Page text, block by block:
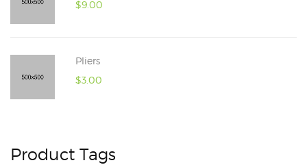
$9.00
Pliers
$3.00
Product Tags